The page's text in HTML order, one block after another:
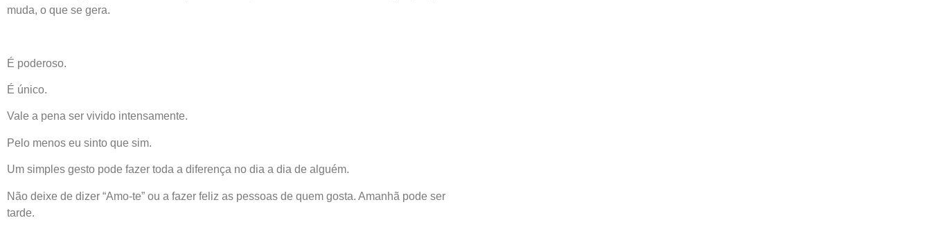
muda, o que se gera.
É poderoso.
É único.
Vale a pena ser vivido intensamente.
Pelo menos eu sinto que sim.
Um simples gesto pode fazer toda a diferença no dia a dia de alguém.
Não deixe de dizer “Amo-te” ou a fazer feliz as pessoas de quem gosta. Amanhã pode ser
tarde.